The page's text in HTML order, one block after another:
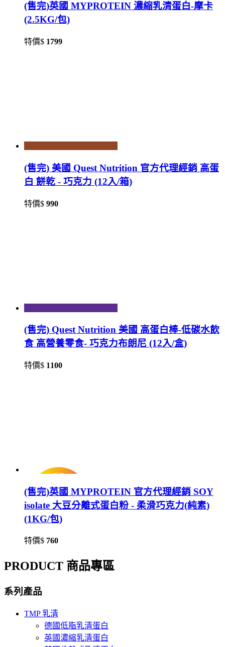
(售完)英國 MYPROTEIN 濃縮乳清蛋白-摩卡
(2.5KG/包)
特價$ 1799
(售完) 美國 Quest Nutrition 官方代理經銷 高蛋
白 餅乾 - 巧克力 (12入/箱)
特價$ 990
(售完) Quest Nutrition 美國 高蛋白棒-低碳水飲
食 高營養零食- 巧克力布朗尼 (12入/盒)
特價$ 1100
(售完)英國 MYPROTEIN 官方代理經銷 SOY
isolate 大豆分離式蛋白粉 - 柔滑巧克力(純素)
(1KG/包)
特價$ 760
PRODUCT 商品專區
系列產品
TMP 乳清
德國低脂乳清蛋白
英國濃縮乳清蛋白